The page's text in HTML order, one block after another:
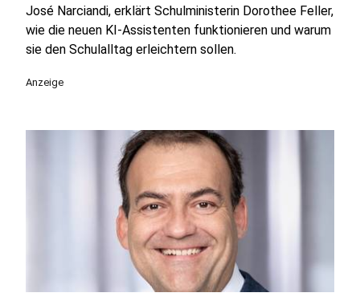
José Narciandi, erklärt Schulministerin Dorothee Feller,
wie die neuen KI-Assistenten funktionieren und warum
sie den Schulalltag erleichtern sollen.
Anzeige